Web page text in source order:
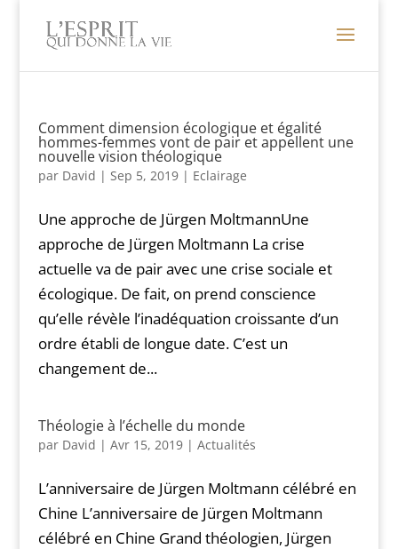
Comment dimension écologique et égalité
hommes-femmes vont de pair et appellent une
nouvelle vision théologique
par David | Sep 5, 2019| Eclairage
Une approche de Jürgen MoltmannUne
approche de Jürgen Moltmann La crise
actuelle va de pair avec une crise sociale et
écologique. De fait, on prend conscience
qu’elle révèle l’inadéquation croissante d’un
ordre établi de longue date. C’est un
changement de...
Théologie à l’échelle du monde
par David | Avr 15, 2019| Actualités
L’anniversaire de Jürgen Moltmann célébré en
Chine L’anniversaire de Jürgen Moltmann
célébré en Chine Grand théologien, Jürgen